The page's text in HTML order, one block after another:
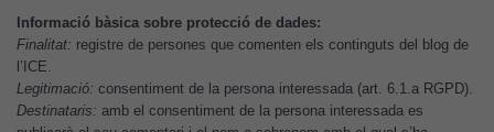
Informació bàsica sobre protecció de dades:
Finalitat: registre de persones que comenten els continguts del blog de
l’ICE.
Legitimació: consentiment de la persona interessada (art. 6.1.a RGPD).
Destinataris: amb el consentiment de la persona interessada es
cookies de
Google
per tal que
puguem